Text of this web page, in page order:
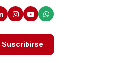
Suscribirse